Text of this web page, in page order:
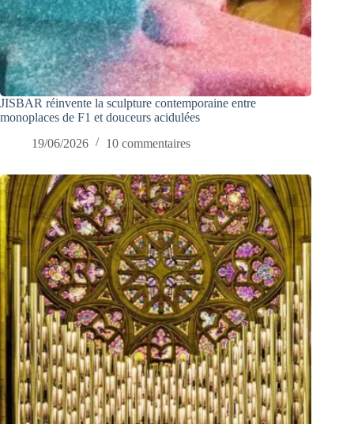
JISBAR réinvente la sculpture contemporaine entre
monoplaces de F1 et douceurs acidulées
19/06/2026
10 commentaires